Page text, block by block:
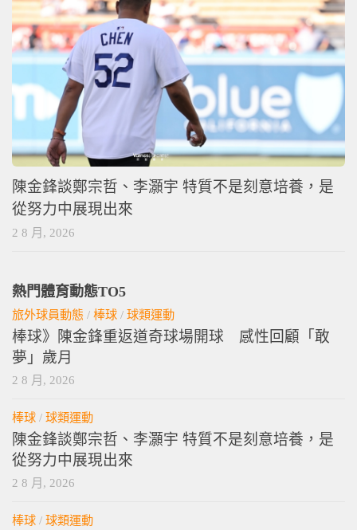
陳金鋒談鄭宗哲、李灝宇 特質不是刻意培養，是
從努力中展現出來
2 8 月, 2026
熱門體育動態TO5
旅外球員動態 / 棒球 / 球類運動
棒球》陳金鋒重返道奇球場開球 感性回顧「敢
夢」歲月
2 8 月, 2026
棒球 / 球類運動
陳金鋒談鄭宗哲、李灝宇 特質不是刻意培養，是
從努力中展現出來
2 8 月, 2026
棒球 / 球類運動